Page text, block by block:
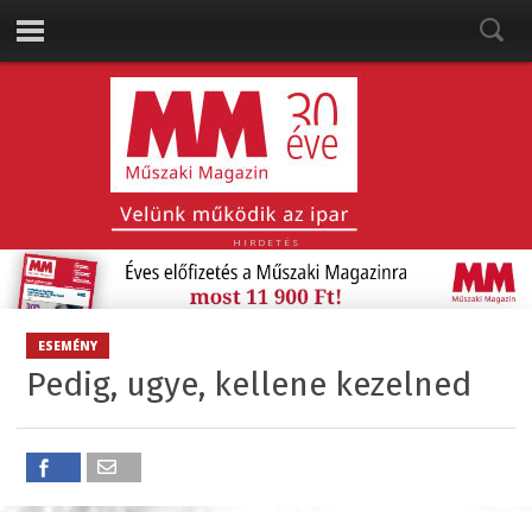
HIRDETÉS
ESEMÉNY
Pedig, ugye, kellene kezelned